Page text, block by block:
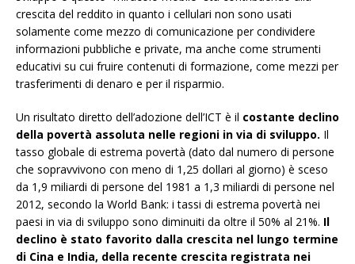
crescita del reddito in quanto i cellulari non sono usati
solamente come mezzo di comunicazione per condividere
informazioni pubbliche e private, ma anche come strumenti
educativi su cui fruire contenuti di formazione, come mezzi per
trasferimenti di denaro e per il risparmio.
Un risultato diretto dell’adozione dell’ICT è il costante declino
della povertà assoluta nelle regioni in via di sviluppo. Il
tasso globale di estrema povertà (dato dal numero di persone
che sopravvivono con meno di 1,25 dollari al giorno) è sceso
da 1,9 miliardi di persone del 1981 a 1,3 miliardi di persone nel
2012, secondo la World Bank: i tassi di estrema povertà nei
paesi in via di sviluppo sono diminuiti da oltre il 50% al 21%. Il
declino è stato favorito dalla crescita nel lungo termine
di Cina e India, della recente crescita registrata nei